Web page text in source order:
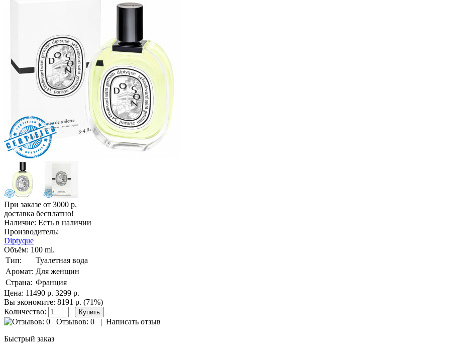
При заказе от 3000 р.
доставка бесплатно!
Наличие: Есть в наличии
Производитель:
Diptyque
Объём: 100 ml.
Тип:
Туалетная вода
Аромат: Для женщин
Страна: Франция
Цена: 11490 р. 3299 р.
Вы экономите: 8191 р. (71%)
Количество:
Отзывов: 0 | Написать отзыв
Быстрый заказ